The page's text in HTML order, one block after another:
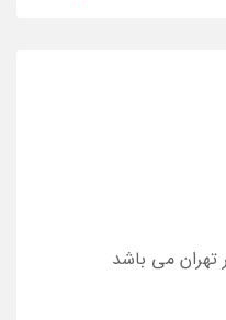
تهران می باشد